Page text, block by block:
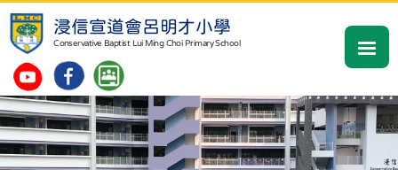
浸信宣道會呂明才小學
Conservative Baptist Lui Ming Choi Primary School